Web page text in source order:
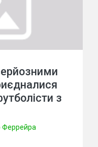
з
Феррейра